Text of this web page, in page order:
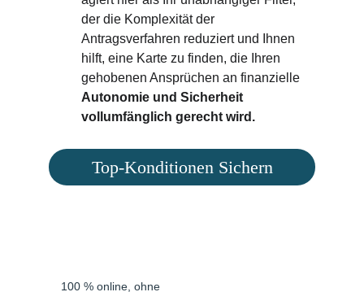
der die Komplexität der
Antragsverfahren reduziert und Ihnen
hilft, eine Karte zu finden, die Ihren
gehobenen Ansprüchen an finanzielle
Autonomie und Sicherheit
vollumfänglich gerecht wird.
Top-Konditionen Sichern
100 % online, ohne